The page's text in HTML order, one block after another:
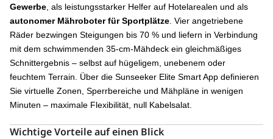
PREIS 3.199 €
GESAMT-SCORE 20
Gewerbe , als leistungsstarker Helfer auf Hotelarealen und als
autonomer Mähroboter für Sportplätze . Vier angetriebene
Räder bezwingen Steigungen bis 70 % und liefern in Verbindung
mit dem schwimmenden 35-cm-Mähdeck ein gleichmäßiges
Schnittergebnis – selbst auf hügeligem, unebenem oder
feuchtem Terrain. Über die Sunseeker Elite Smart App definieren
Sie virtuelle Zonen, Sperrbereiche und Mähpläne in wenigen
Minuten – maximale Flexibilität, null Kabelsalat.
Wichtige Vorteile auf einen Blick